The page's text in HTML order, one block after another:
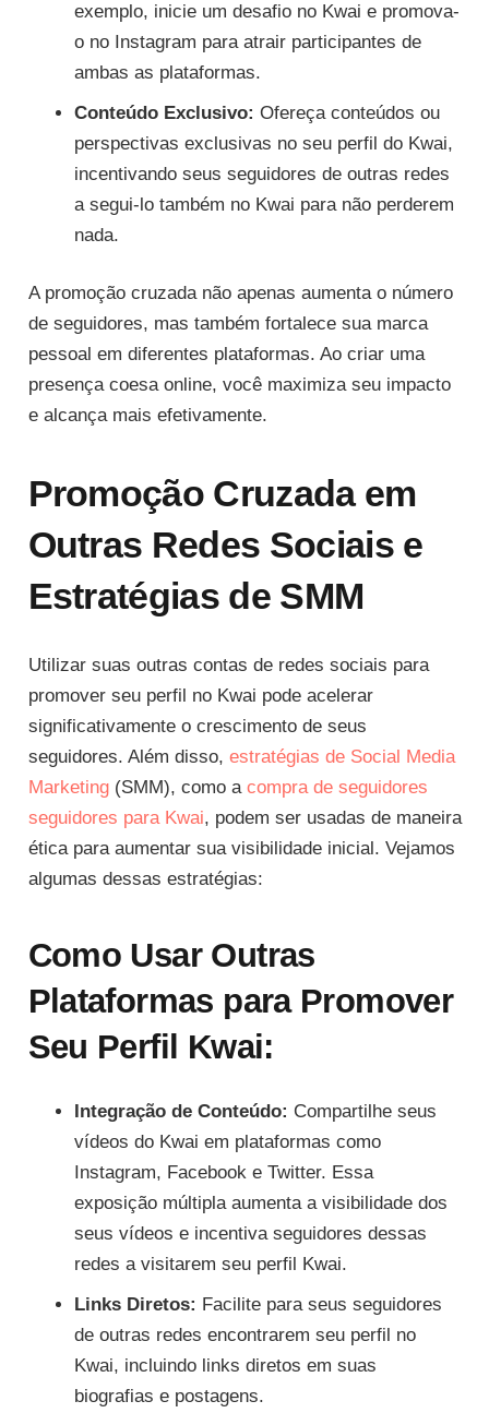
exemplo, inicie um desafio no Kwai e promova-
o no Instagram para atrair participantes de
ambas as plataformas.
Conteúdo Exclusivo: Ofereça conteúdos ou
perspectivas exclusivas no seu perfil do Kwai,
incentivando seus seguidores de outras redes
a segui-lo também no Kwai para não perderem
nada.
A promoção cruzada não apenas aumenta o número
de seguidores, mas também fortalece sua marca
pessoal em diferentes plataformas. Ao criar uma
presença coesa online, você maximiza seu impacto
e alcança mais efetivamente.
Promoção Cruzada em
Outras Redes Sociais e
Estratégias de SMM
Utilizar suas outras contas de redes sociais para
promover seu perfil no Kwai pode acelerar
significativamente o crescimento de seus
seguidores. Além disso, estratégias de Social Media
Marketing(SMM), como a compra de seguidores
seguidores para Kwai, podem ser usadas de maneira
ética para aumentar sua visibilidade inicial. Vejamos
algumas dessas estratégias:
Como Usar Outras
Plataformas para Promover
Seu Perfil Kwai:
Integração de Conteúdo: Compartilhe seus
vídeos do Kwai em plataformas como
Instagram, Facebook e Twitter. Essa
exposição múltipla aumenta a visibilidade dos
seus vídeos e incentiva seguidores dessas
redes a visitarem seu perfil Kwai.
Links Diretos: Facilite para seus seguidores
de outras redes encontrarem seu perfil no
Kwai, incluindo links diretos em suas
biografias e postagens.